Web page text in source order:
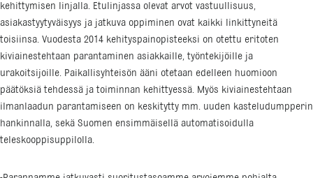
kehittymisen linjalla. Etulinjassa olevat arvot vastuullisuus,
asiakastyytyväisyys ja jatkuva oppiminen ovat kaikki linkittyneitä
toisiinsa. Vuodesta 2014 kehityspainopisteeksi on otettu eritoten
kiviainestehtaan parantaminen asiakkaille, työntekijöille ja
urakoitsijoille. Paikallisyhteisön ääni otetaan edelleen huomioon
päätöksiä tehdessä ja toiminnan kehittyessä. Myös kiviainestehtaan
ilmanlaadun parantamiseen on keskitytty mm. uuden kasteludumpperin
hankinnalla, sekä Suomen ensimmäisellä automatisoidulla
teleskooppisuppilolla.